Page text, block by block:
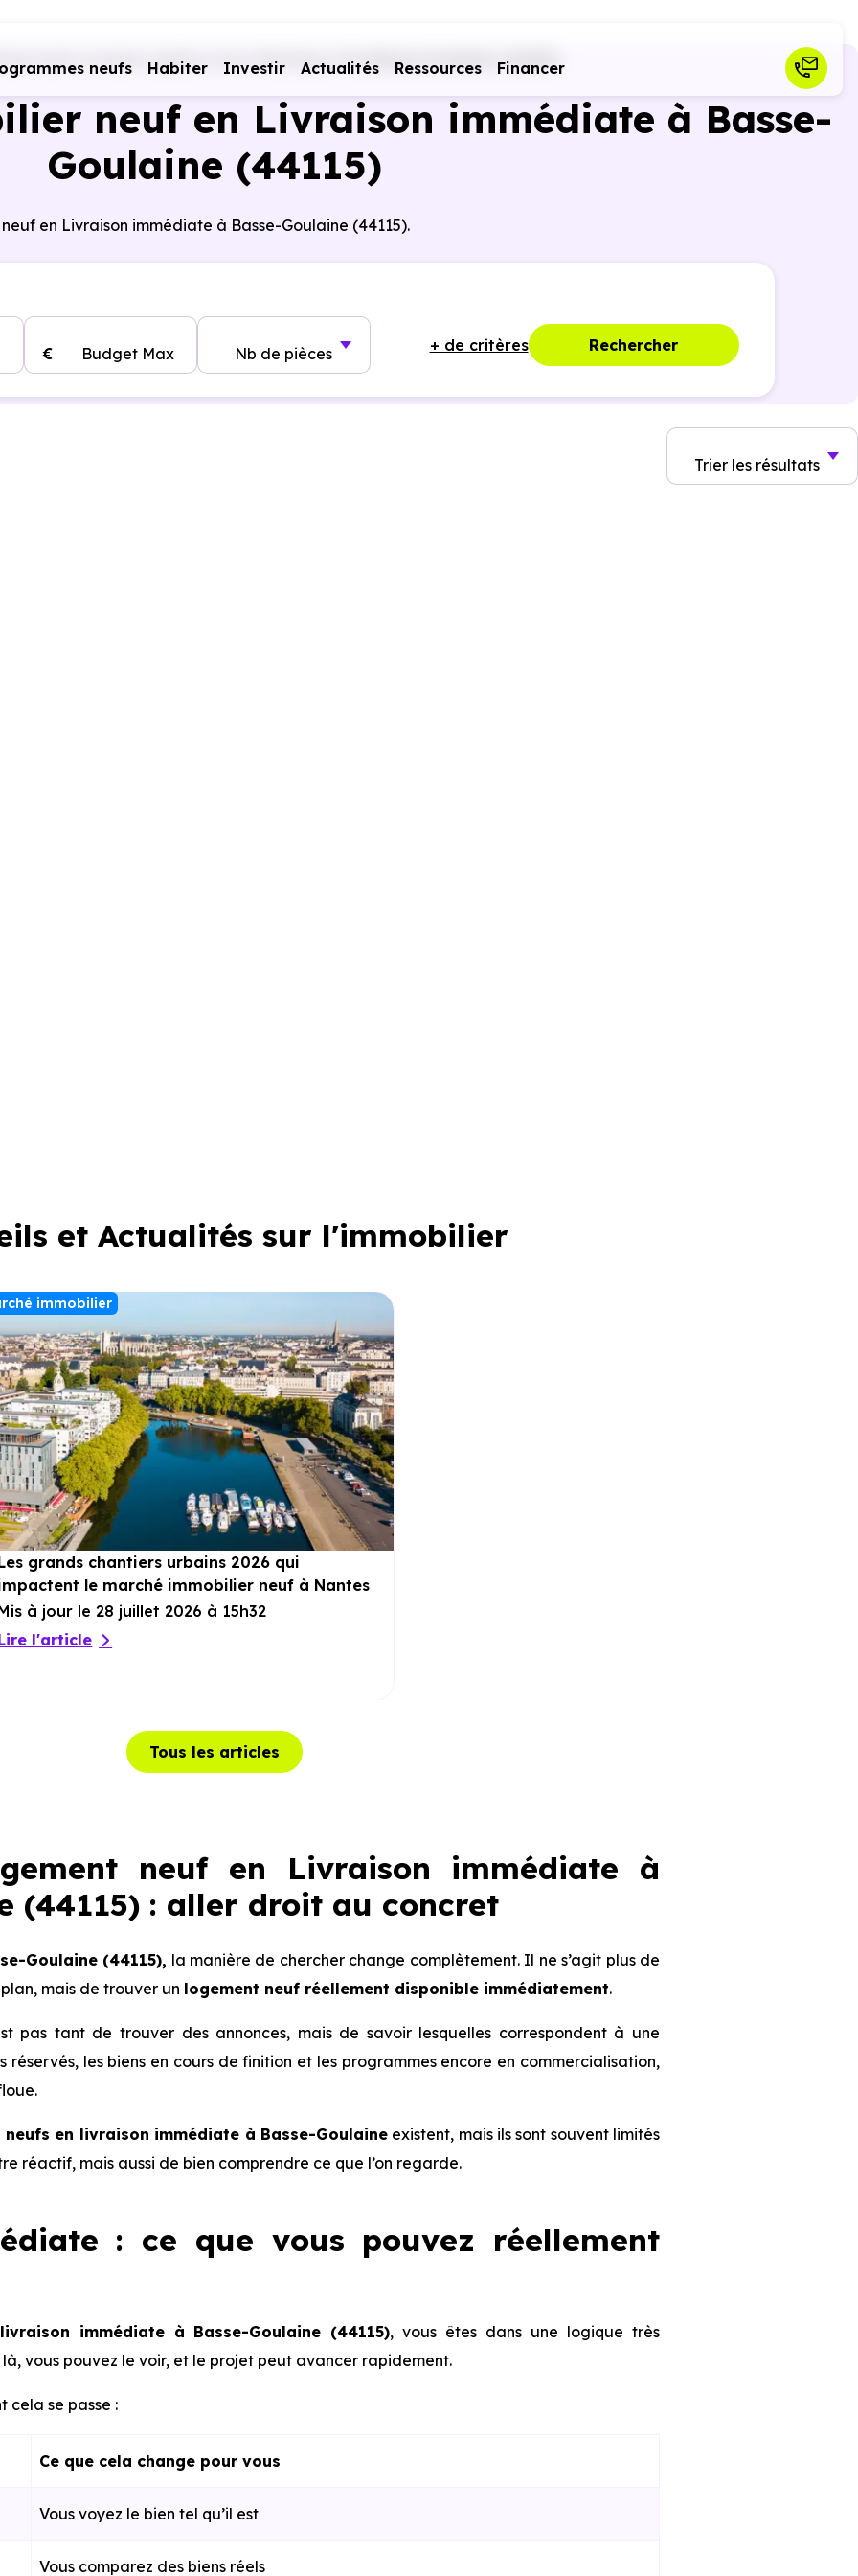
neufs Habiter Investir Actualités Ressources Financer
neufs Livraison rapide Loire-Atlantique (44) Basse-Goulaine (44115)
neuf en Livraison immédiate à Basse-
Goulaine (44115)
en Livraison immédiate à Basse-Goulaine (44115).
Budget Max
€ Nb de pièces + de critères Rechercher
Trier les résultats
et Actualités sur l'immobilier
immobilier
grands chantiers urbains 2026 qui
le marché immobilier neuf à Nantes
à jour le 28 juillet 2026 à 15h32
l'article
Tous les articles
neuf en Livraison immédiate à
(44115) : aller droit au concret
Goulaine (44115), la manière de chercher change complètement. Il ne s’agit plus de
mais de trouver un logement neuf réellement disponible immédiatement.
pas tant de trouver des annonces, mais de savoir lesquelles correspondent à une
réservés, les biens en cours de finition et les programmes encore en commercialisation,
en livraison immédiate à Basse-Goulaineexistent, mais ils sont souvent limités
réactif, mais aussi de bien comprendre ce que l’on regarde.
: ce que vous pouvez réellement
immédiate à Basse-Goulaine (44115), vous êtes dans une logique très
vous pouvez le voir, et le projet peut avancer rapidement.
cela se passe :
Ce que cela change pour vous
Vous voyez le bien tel qu’il est
Vous comparez des biens réels